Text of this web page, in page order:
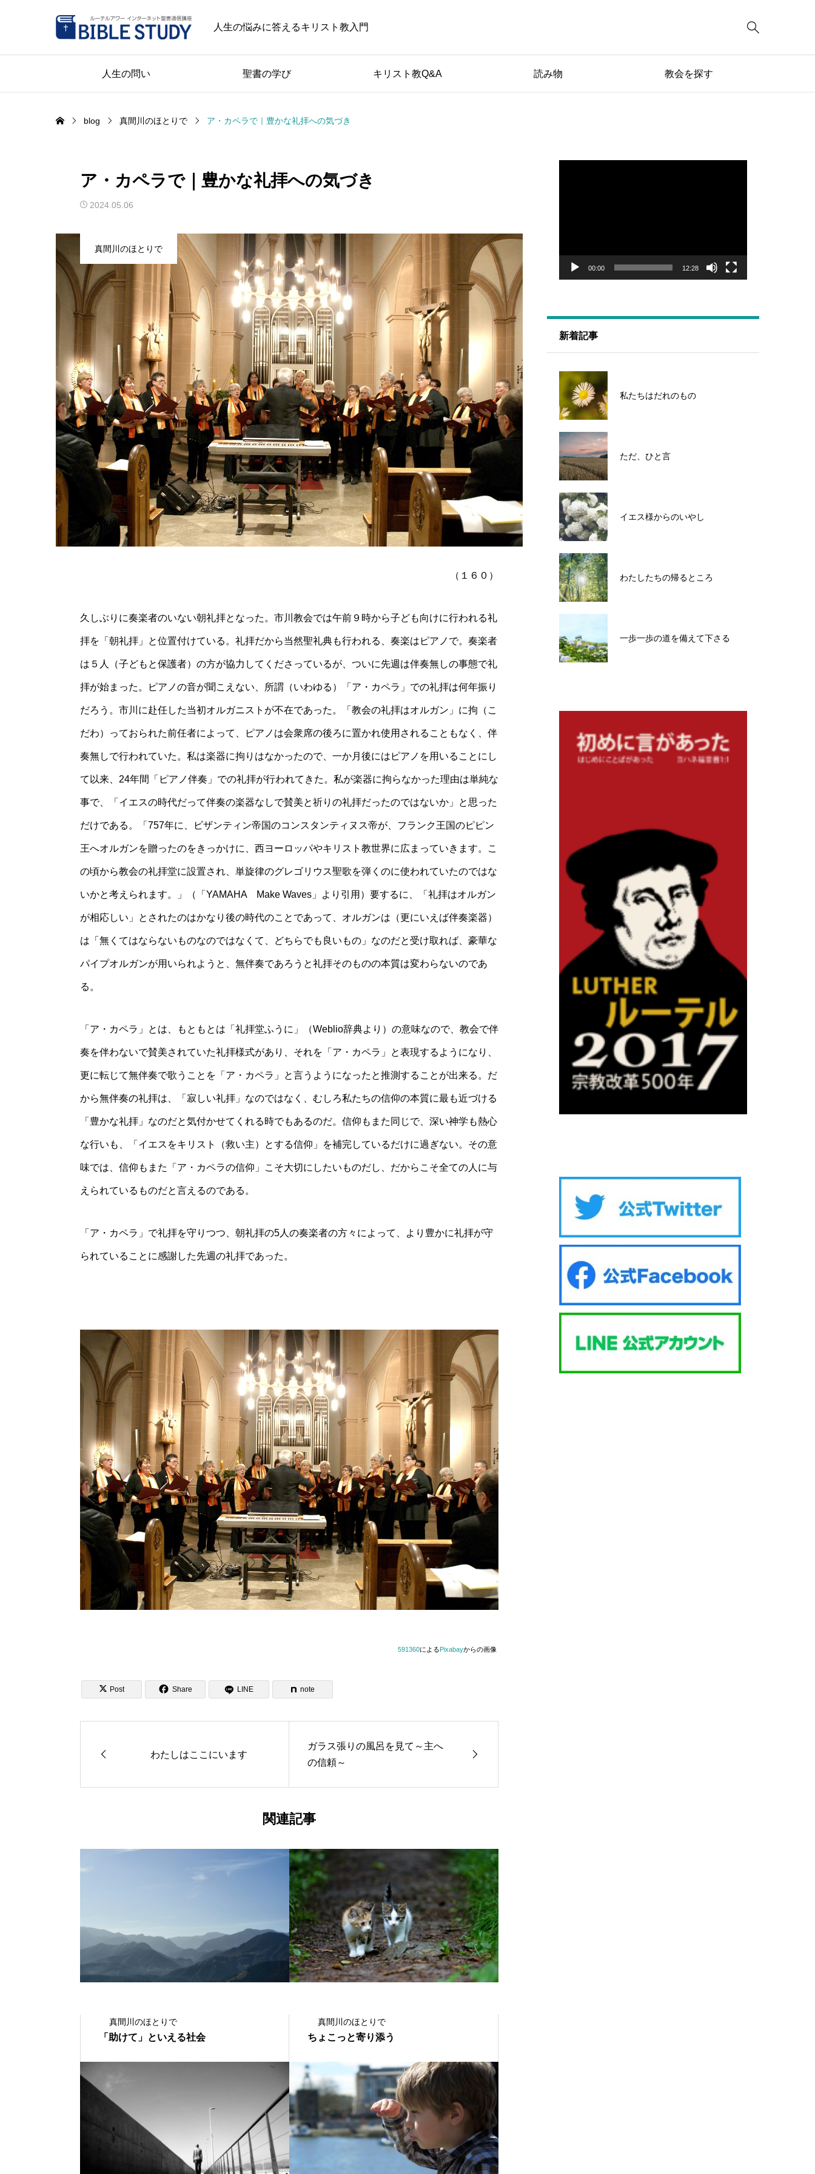
人生の悩みに答えるキリスト教入門 
人生の問い 聖書の学び キリスト教Q&A 読み物 教会を探す
blog 真間川のほとりで ア・カペラで｜豊かな礼拝への気づき
ア・カペラで｜豊かな礼拝への気づき
2024.05.06
真間川のほとりで
（１６０）
久しぶりに奏楽者のいない朝礼拝となった。市川教会では午前９時から子ども向けに行われる礼
拝を「朝礼拝」と位置付けている。礼拝だから当然聖礼典も行われる、奏楽はピアノで。奏楽者
は５人（子どもと保護者）の方が協力してくださっているが、ついに先週は伴奏無しの事態で礼
拝が始まった。ピアノの音が聞こえない、所謂（いわゆる）「ア・カペラ」での礼拝は何年振り
だろう。市川に赴任した当初オルガニストが不在であった。「教会の礼拝はオルガン」に拘（こ
だわ）っておられた前任者によって、ピアノは会衆席の後ろに置かれ使用されることもなく、伴
奏無しで行われていた。私は楽器に拘りはなかったので、一か月後にはピアノを用いることにし
て以来、24年間「ピアノ伴奏」での礼拝が行われてきた。私が楽器に拘らなかった理由は単純な
事で、「イエスの時代だって伴奏の楽器なしで賛美と祈りの礼拝だったのではないか」と思った
だけである。「757年に、ビザンティン帝国のコンスタンティヌス帝が、フランク王国のピピン
王へオルガンを贈ったのをきっかけに、西ヨーロッパやキリスト教世界に広まっていきます。こ
の頃から教会の礼拝堂に設置され、単旋律のグレゴリウス聖歌を弾くのに使われていたのではな
いかと考えられます。」（「YAMAHA Make Waves」より引用）要するに、「礼拝はオルガン
が相応しい」とされたのはかなり後の時代のことであって、オルガンは（更にいえば伴奏楽器）
は「無くてはならないものなのではなくて、どちらでも良いもの」なのだと受け取れば、豪華な
パイプオルガンが用いられようと、無伴奏であろうと礼拝そのものの本質は変わらないのであ
る。
「ア・カペラ」とは、もともとは「礼拝堂ふうに」（Weblio辞典より）の意味なので、教会で伴
奏を伴わないで賛美されていた礼拝様式があり、それを「ア・カペラ」と表現するようになり、
更に転じて無伴奏で歌うことを「ア・カペラ」と言うようになったと推測することが出来る。だ
から無伴奏の礼拝は、「寂しい礼拝」なのではなく、むしろ私たちの信仰の本質に最も近づける
「豊かな礼拝」なのだと気付かせてくれる時でもあるのだ。信仰もまた同じで、深い神学も熱心
な行いも、「イエスをキリスト（救い主）とする信仰」を補完しているだけに過ぎない。その意
味では、信仰もまた「ア・カペラの信仰」こそ大切にしたいものだし、だからこそ全ての人に与
えられているものだと言えるのである。
「ア・カペラ」で礼拝を守りつつ、朝礼拝の5人の奏楽者の方々によって、より豊かに礼拝が守
られていることに感謝した先週の礼拝であった。
591360によるPixabayからの画像
 Post  Share LINE note
わたしはここにいます
ガラス張りの風呂を見て～主へ
の信頼～
関連記事
真間川のほとりで
「助けて」といえる社会
真間川のほとりで
ちょこっと寄り添う
2021.06.20
ー
00:00 12:28
新着記事
私たちはだれのもの
ただ、ひと言
イエス様からのいやし
わたしたちの帰るところ
一歩一歩の道を備えて下さる